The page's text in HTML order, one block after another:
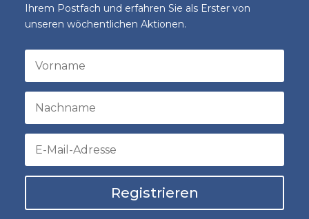
Ihrem Postfach und erfahren Sie als Erster von
unseren wöchentlichen Aktionen.
Registrieren